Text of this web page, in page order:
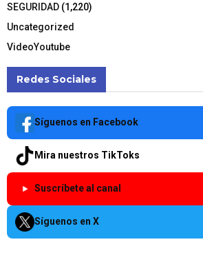
SEGURIDAD (1,220)
Uncategorized
VideoYoutube
Redes Sociales
Síguenos en Facebook
Mira nuestros TikToks
Suscríbete al canal
Síguenos en X